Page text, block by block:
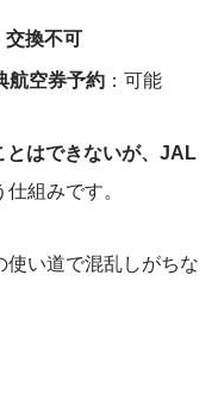
交換不可
航空券予約 ：可能
とはできないが、JAL
仕組みです。
使い道で混乱しがちな